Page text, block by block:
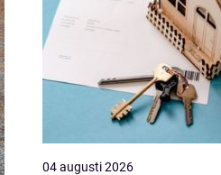
04 augusti 2026